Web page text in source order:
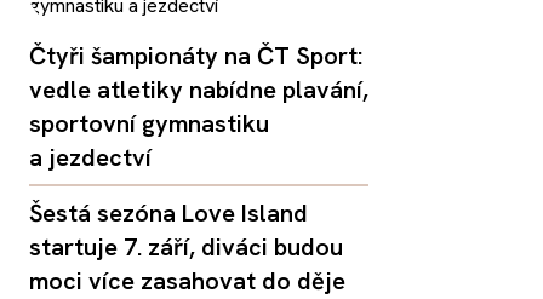
Čtyři šampionáty na ČT Sport:
vedle atletiky nabídne plavání,
sportovní gymnastiku
a jezdectví
Šestá sezóna Love Island
startuje 7. září, diváci budou
moci více zasahovat do děje